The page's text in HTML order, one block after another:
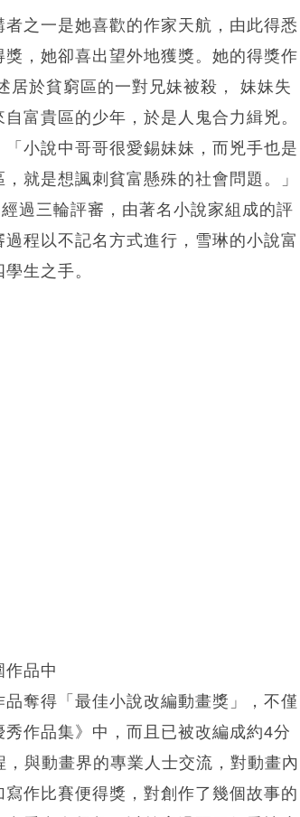
之一是她喜歡的作家天航，由此得悉
，她卻喜出望外地獲獎。她的得獎作
居於貧窮區的一對兄妹被殺， 妹妹失
富貴區的少年，於是人鬼合力緝兇。
小說中哥哥很愛錫妹妹，而兇手也是
就是想諷刺貧富懸殊的社會問題。」
過三輪評審，由著名小說家組成的評
程以不記名方式進行，雪琳的小說富
生之手。
作品中
奪得「最佳小說改編動畫獎」，不僅
作品集》中，而且已被改編成約4分
與動畫界的專業人士交流，對動畫內
作比賽便得獎，對創作了幾個故事的